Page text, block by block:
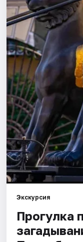
Города
Площадки
Артисты
Рейтинги
Экскурсия
Прогулка